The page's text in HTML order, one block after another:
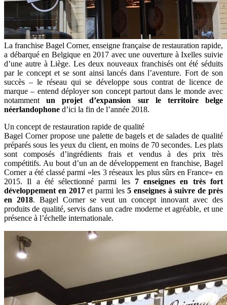
La franchise Bagel Corner, enseigne française de restauration rapide,
a débarqué en Belgique en 2017 avec une ouverture à Ixelles suivie
d’une autre à Liège. Les deux nouveaux franchisés ont été séduits
par le concept et se sont ainsi lancés dans l’aventure. Fort de son
succès – le réseau qui se développe sous contrat de licence de
marque – entend déployer son concept partout dans le monde avec
notammentun projet d’expansion sur le territoire belge
néerlandophone d’ici la fin de l’année 2018.
Un concept de restauration rapide de qualité
Bagel Corner propose une palette de bagels et de salades de qualité
préparés sous les yeux du client, en moins de 70 secondes. Les plats
sont composés d’ingrédients frais et vendus à des prix très
compétitifs. Au bout d’un an de développement en franchise, Bagel
Corner a été classé parmi «les 3 réseaux les plus sûrs en France» en
2015. Il a été sélectionné parmi les 7 enseignes en très fort
développement en 2017et parmi les 5 enseignes à suivre de près
en 2018. Bagel Corner se veut un concept innovant avec des
produits de qualité, servis dans un cadre moderne et agréable, et une
présence à l’échelle internationale.